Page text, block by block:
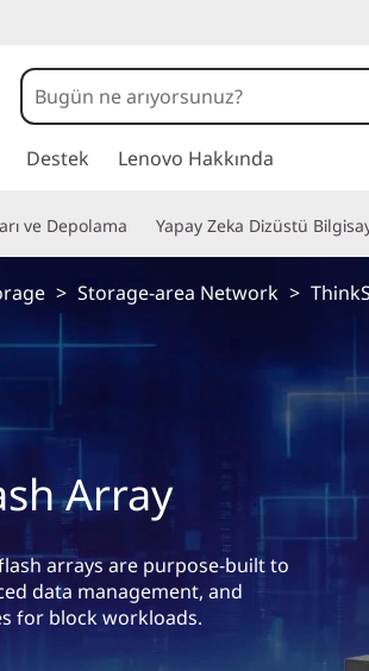
Destek Lenovo Hakkında
ve Depolama Yapay Zeka Dizüstü
> Storage-area Network >
Array
arrays are purpose-built to
data management, and
for block workloads.